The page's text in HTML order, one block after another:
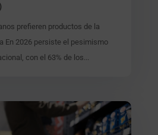
prefieren productos de la
En 2026 persiste el pesimismo
con el 63% de los...